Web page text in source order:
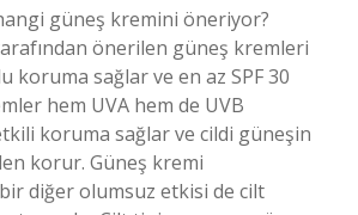
güneş kremini öneriyor?
önerilen güneş kremleri
koruma sağlar ve en az SPF 30
hem UVA hem de UVB
etkili koruma sağlar ve cildi güneşin
korur. Güneş kremi
diğer olumsuz etkisi de cilt